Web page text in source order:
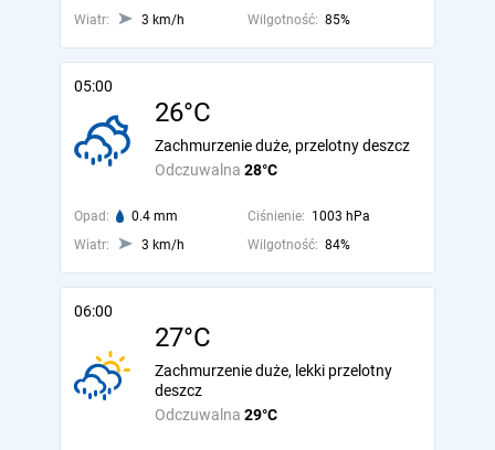
Wiatr:
3 km/h Wilgotność: 85%
05:00
26°C
Odczuwalna 28°C
Zachmurzenie duże, przelotny deszcz
Opad: 0.4 mm Ciśnienie: 1003 hPa
Wiatr:
3 km/h Wilgotność: 84%
06:00
27°C
Odczuwalna 29°C
Zachmurzenie duże, lekki przelotny
deszcz